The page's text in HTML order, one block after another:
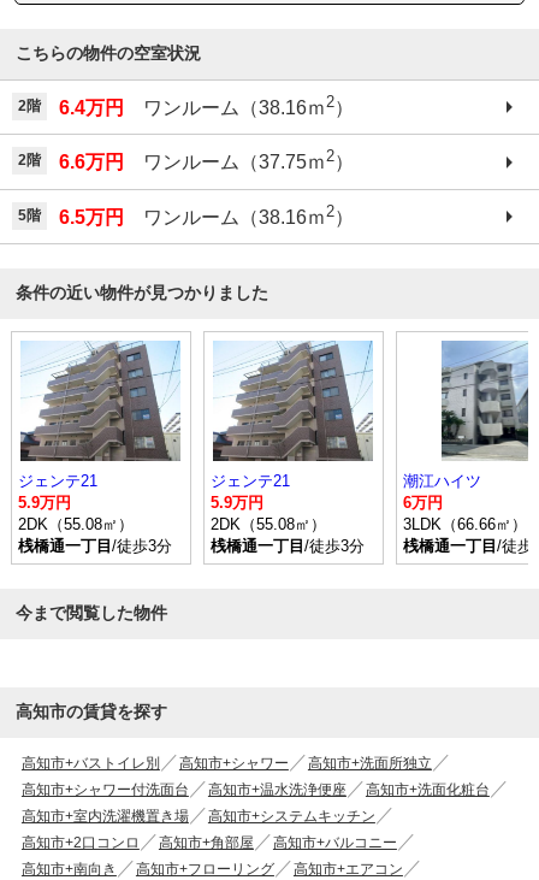
こちらの物件の空室状況
2階 6.4万円 ワンルーム（38.16ｍ2）
2階 6.6万円 ワンルーム（37.75ｍ2）
5階 6.5万円 ワンルーム（38.16ｍ 2）
条件の近い物件が見つかりました
ジェンテ21
5.9万円
2DK（55.08㎡）
桟橋通一丁目 /徒歩3分
ジェンテ21
5.9万円
2DK（55.08㎡）
桟橋通一丁目 /徒歩3分
潮江ハイツ
6万円
3LDK（66.66㎡）
桟橋通一丁目 /徒歩
今まで閲覧した物件
高知市の賃貸を探す
高知市+バストイレ別 高知市+シャワー
高知市+洗面所独立
高知市+シャワー付洗面台
高知市+温水洗浄便座
高知市+洗面化粧台
高知市+室内洗濯機置き場
高知市+システムキッチン
高知市+2口コンロ
高知市+角部屋
高知市+バルコニー
高知市+南向き
高知市+フローリング
高知市+エアコン